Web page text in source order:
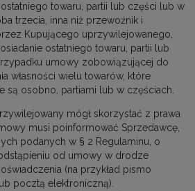
towaru, partii lub części lub w
trzecia, inna niż przewoźnik i
Kupującego uprzywilejowanego,
ostatniego towaru, partii lub
umowy zobowiązującej do
własności wielu towarów, które
są osobno, partiami lub w częściach.
mógł skorzystać z prawa
musi poinformować Sprzedawcę,
podanych w § 2 Regulaminu, o
od umowy w drodze
(na przykład pismo
pocztą elektroniczną).